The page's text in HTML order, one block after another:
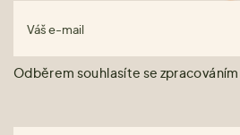
Váš e-mail
Odběrem souhlasíte se zpracováním